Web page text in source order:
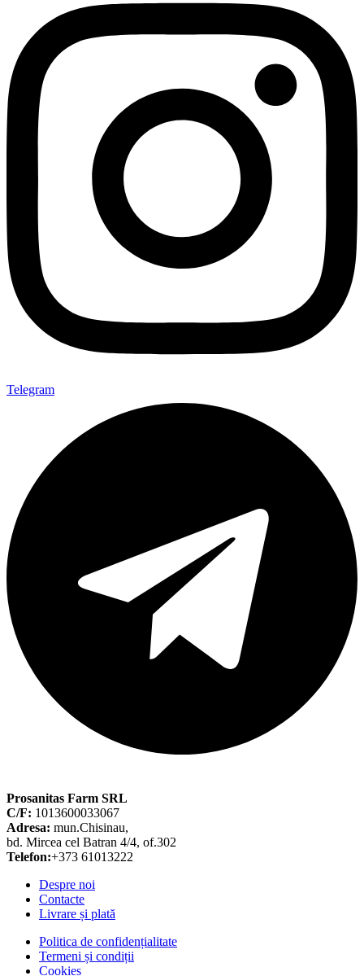
Telegram
Prosanitas Farm SRL
C/F: 1013600033067
Adresa: mun.Chisinau,
bd. Mircea cel Batran 4/4, of.302
Telefon:+373 61013222
Despre noi
Contacte
Livrare și plată
Politica de confidențialitate
Termeni și condiții
Cookies